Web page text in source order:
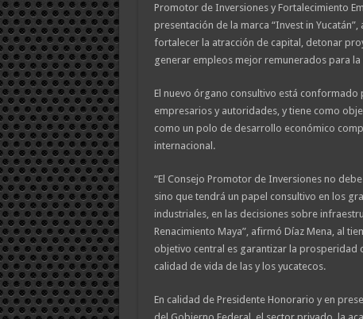
Promotor de Inversiones y Fortalecimiento
presentación de la marca “Invest in Yucatán”,
fortalecer la atracción de capital, detonar
generar empleos mejor remunerados para la
El nuevo órgano consultivo está conformado
empresarios y autoridades, y tiene como
como un polo de desarrollo económico
internacional.
“El Consejo Promotor de Inversiones no
sino que tendrá un papel consultivo en los
industriales, en las decisiones sobre
Renacimiento Maya”, afirmó Díaz Mena, al
objetivo central es garantizar la prosperidad
calidad de vida de las y los yucatecos.
En calidad de Presidente Honorario y en